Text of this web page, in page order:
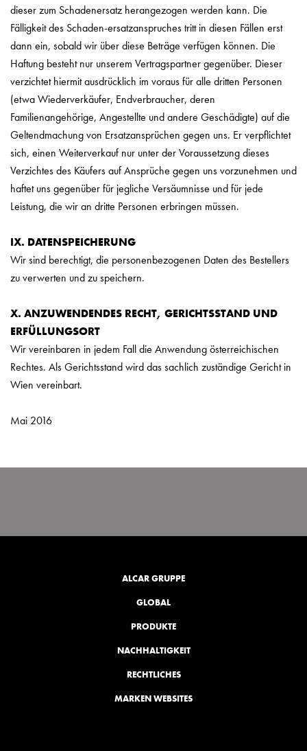
dieser zum Schadenersatz herangezogen werden kann. Die
Fälligkeit des Schaden-ersatzanspruches tritt in diesen Fällen erst
dann ein, sobald wir über diese Beträge verfügen können. Die
Haftung besteht nur unserem Vertragspartner gegenüber. Dieser
verzichtet hiermit ausdrücklich im voraus für alle dritten Personen
(etwa Wiederverkäufer, Endverbraucher, deren
Familienangehörige, Angestellte und andere Geschädigte) auf die
Geltendmachung von Ersatzansprüchen gegen uns. Er verpflichtet
sich, einen Weiterverkauf nur unter der Voraussetzung dieses
Verzichtes des Käufers auf Ansprüche gegen uns vorzunehmen und
haftet uns gegenüber für jegliche Versäumnisse und für jede
Leistung, die wir an dritte Personen erbringen müssen.
IX. DATENSPEICHERUNG
Wir sind berechtigt, die personenbezogenen Daten des Bestellers
zu verwerten und zu speichern.
X. ANZUWENDENDES RECHT, GERICHTSSTAND UND
ERFÜLLUNGSORT
Wir vereinbaren in jedem Fall die Anwendung österreichischen
Rechtes. Als Gerichtsstand wird das sachlich zuständige Gericht in
Wien vereinbart.
Mai 2016
ALCAR GRUPPE
GLOBAL
PRODUKTE
NACHHALTIGKEIT
RECHTLICHES
MARKEN WEBSITES